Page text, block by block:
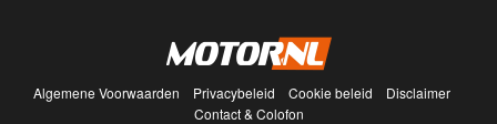
Algemene Voorwaarden Privacybeleid Cookie beleid
Disclaimer
Contact & Colofon